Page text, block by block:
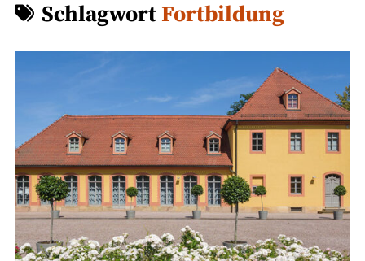
SchlagwortFortbildung